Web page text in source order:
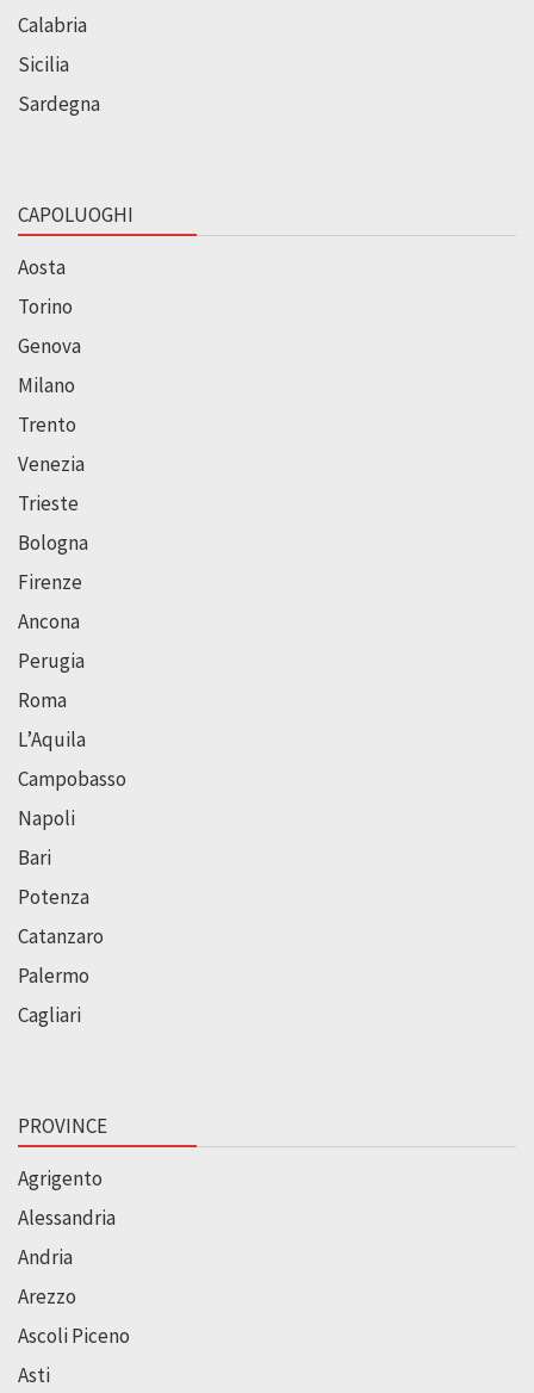
Calabria
Sicilia
Sardegna
CAPOLUOGHI
Aosta
Torino
Genova
Milano
Trento
Venezia
Trieste
Bologna
Firenze
Ancona
Perugia
Roma
L’Aquila
Campobasso
Napoli
Bari
Potenza
Catanzaro
Palermo
Cagliari
PROVINCE
Agrigento
Alessandria
Andria
Arezzo
Ascoli Piceno
Asti